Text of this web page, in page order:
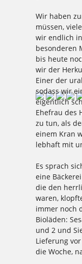
Wir haben
müssen,
wir endlich
besonderen
bis heute
wir der
Einer der
sodass wir
eigentlich
Ehefrau des
zu tun, als
einem Kran
lebhaft mit
Es sprach
eine
die den
waren,
immer noch
Bioläden:
und 2 und
Lieferung
die Woche,